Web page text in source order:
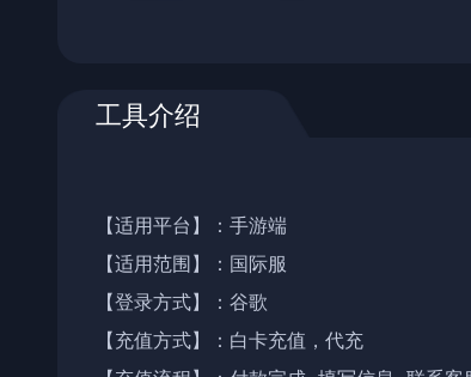
工具介绍
【适用平台】：手游端
【适用范围】：国际服
【登录方式】：谷歌
【充值方式】：白卡充值，代充